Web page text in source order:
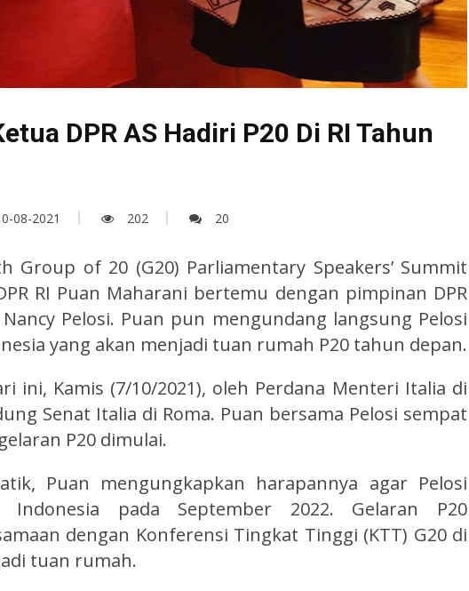
DPR AS Hadiri P20 Di RI Tahun
08-2021 202 20
Group of 20 (G20) Parliamentary Speakers’ Summit
RI Puan Maharani bertemu dengan pimpinan DPR
Pelosi. Puan pun mengundang langsung Pelosi
yang akan menjadi tuan rumah P20 tahun depan.
ini, Kamis (7/10/2021), oleh Perdana Menteri Italia di
Senat Italia di Roma. Puan bersama Pelosi sempat
P20 dimulai.
Puan mengungkapkan harapannya agar Pelosi
pada September 2022. Gelaran P20
dengan Konferensi Tingkat Tinggi (KTT) G20 di
tuan rumah.